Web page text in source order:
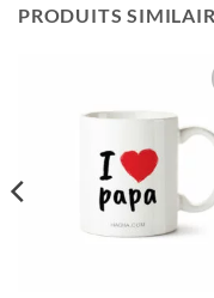
PRODUITS
à